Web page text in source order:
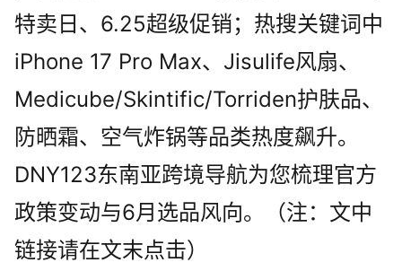
特卖日、6.25超级促销；热搜关键词中
iPhone 17 Pro Max、Jisulife风扇、
Medicube/Skintific/Torriden护肤品、
防晒霜、空气炸锅等品类热度飙升。
DNY123东南亚跨境导航为您梳理官方
政策变动与6月选品风向。（注：文中
链接请在文末点击）